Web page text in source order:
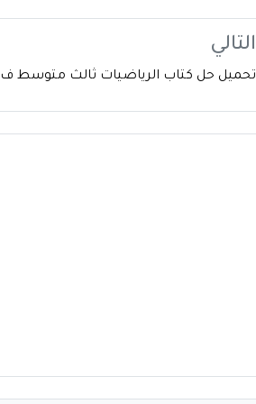
التالي
تحميل حل كتاب الرياضيات ثالث متوسط ف2 pdf